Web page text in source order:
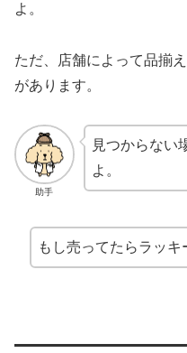
よ。
ただ、店舗によって品揃
があります。
助手
見つからない
よ。
もし売ってたらラッキ